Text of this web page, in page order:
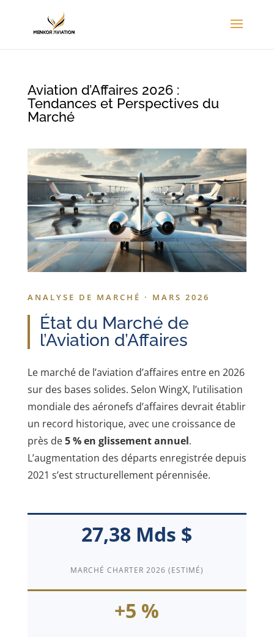
Aviation d’Affaires 2026 :
Tendances et Perspectives du
Marché
ANALYSE DE MARCHÉ · MARS 2026
État du Marché de
l’Aviation d’Affaires
Le marché de l’aviation d’affaires entre en 2026
sur des bases solides. Selon WingX, l’utilisation
mondiale des aéronefs d’affaires devrait établir
un record historique, avec une croissance de
près de5 % en glissement annuel.
L’augmentation des départs enregistrée depuis
2021 s’est structurellement pérennisée.
27,38 Mds $
MARCHÉ CHARTER 2026 (ESTIMÉ)
+5 %